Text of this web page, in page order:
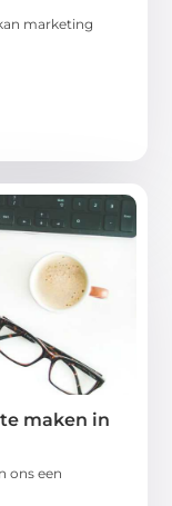
marketing
maken in
ons een